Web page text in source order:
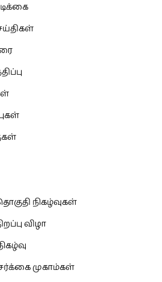
நிகழ்வுகள்
விழா
முகாம்கள்